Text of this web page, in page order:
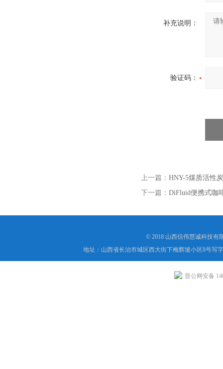
补充说明：
验证码：
上一篇： HNY-5煤质活性
下一篇： DiFluid便携式咖
© 2018 山西信伟慧诚科技有
地址：山西省长治市城区西大街下梅辉坡小区8号写
晋公网安备